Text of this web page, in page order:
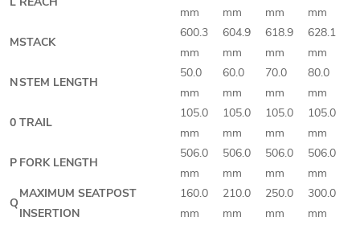
mm
mm
mm
mm
MSTACK
600.3
mm
604.9
mm
618.9
mm
628.1
mm
NSTEM LENGTH
50.0
mm
60.0
mm
70.0
mm
80.0
mm
0 TRAIL
105.0
mm
105.0
mm
105.0
mm
105.0
mm
P FORK LENGTH
506.0
mm
506.0
mm
506.0
mm
506.0
mm
Q
MAXIMUM SEATPOST
INSERTION
160.0
mm
210.0
mm
250.0
mm
300.0
mm